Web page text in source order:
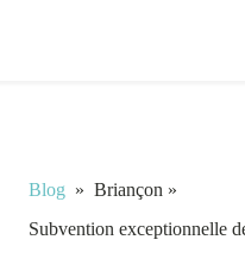
Blog » Briançon »
Subvention exceptionnelle